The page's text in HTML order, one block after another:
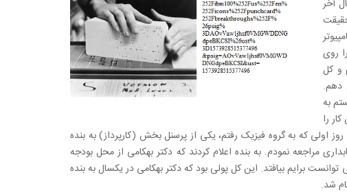
آخر
روی
و کل
دهم.
به
را
اولی که به گروه فیزیک رفتم، یکی از پرسنل بخش (کارپرداز) به بنده
مراجعه نمودم. به بنده اعلام کردند که دکتر بهکامی از محل بودجه
بود که می توانست برایم بیافتد. این کل پولی بود که دکتر بهکامی در یکسال به بنده